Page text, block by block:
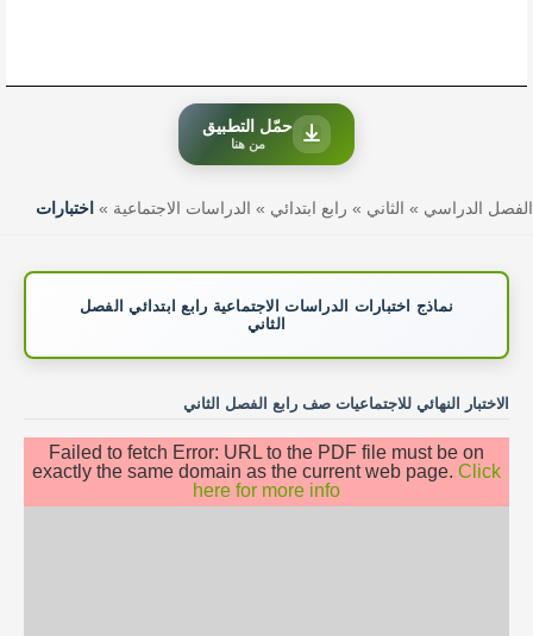
حمّل التطبيق
من هنا
الفصل الدراسي » الثاني » رابع ابتدائي » الدراسات الاجتماعية » اختبارات
نماذج اختبارات الدراسات الاجتماعية رابع ابتدائي الفصل
الثاني
الاختبار النهائي للاجتماعيات صف رابع الفصل الثاني
Failed to fetch Error: URL to the PDF file must be on
exactly the same domain as the current web page. Click
here for more info